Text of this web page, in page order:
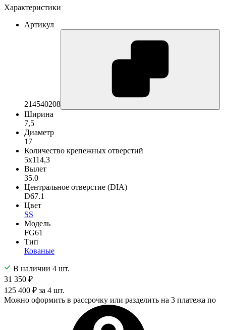
Характеристики
Артикул
214540208
Ширина
7,5
Диаметр
17
Количество крепежных отверстий
5x114,3
Вылет
35.0
Центральное отверстие (DIA)
D67.1
Цвет
SS
Модель
FG61
Тип
Кованые
В наличии 4 шт.
31 350 ₽
125 400 ₽ за 4 шт.
Можно оформить в рассрочку или разделить на 3 платежа по